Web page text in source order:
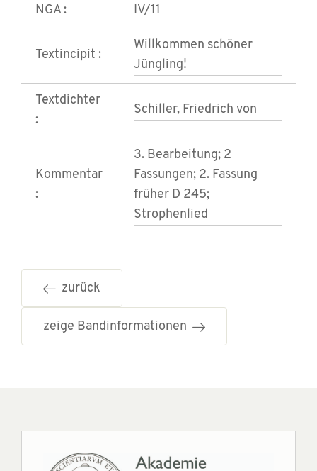
NGA : IV/11
Textincipit :
Willkommen schöner
Jüngling!
Textdichter
:
Schiller, Friedrich von
Kommentar
:
3. Bearbeitung; 2
Fassungen; 2. Fassung
früher D 245;
Strophenlied
zurück
zeige Bandinformationen